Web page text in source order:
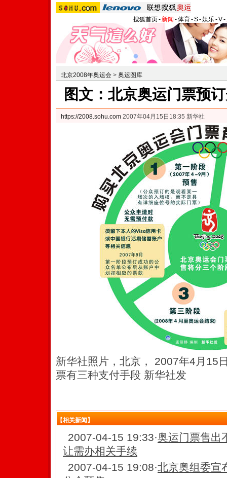
搜狐首页-新闻 -体育-S-娱乐-V-
北京2008年奥运会 > 奥运图库
图文：北京奥运门票预
https://2008.sohu.com 2007年04月15日18:35 新华社
新华社照片，北京， 2007年4月15
票有三种支付手段 新华社发
【相关新闻】
2007-04-15 19:33·奥运门票售出
让需办相关手续
2007-04-15 19:08·北京奥组委宣